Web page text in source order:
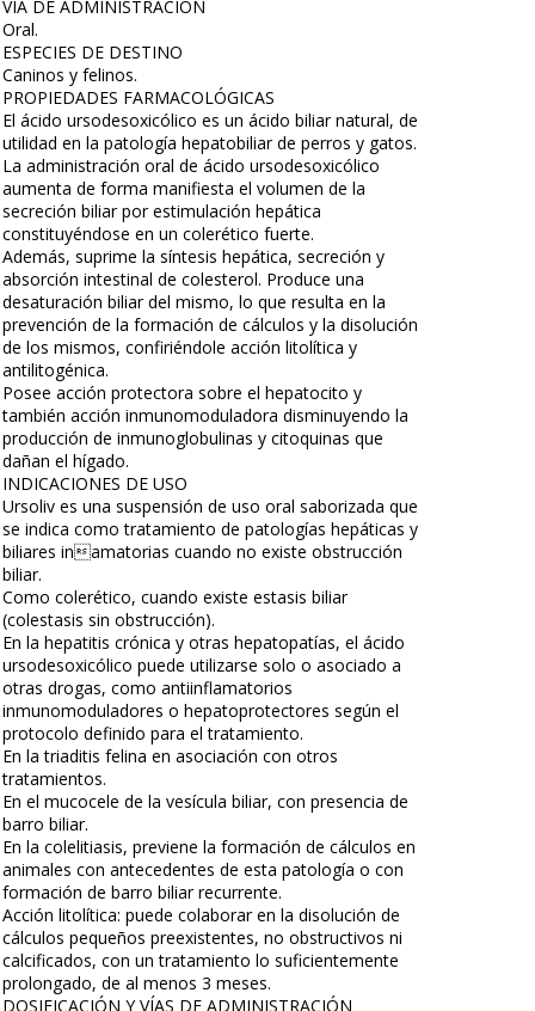
VÍA DE ADMINISTRACIÓN
Oral.
ESPECIES DE DESTINO
Caninos y felinos.
PROPIEDADES FARMACOLÓGICAS
El ácido ursodesoxicólico es un ácido biliar natural, de
utilidad en la patología hepatobiliar de perros y gatos.
La administración oral de ácido ursodesoxicólico
aumenta de forma manifiesta el volumen de la
secreción biliar por estimulación hepática
constituyéndose en un colerético fuerte.
Además, suprime la síntesis hepática, secreción y
absorción intestinal de colesterol. Produce una
desaturación biliar del mismo, lo que resulta en la
prevención de la formación de cálculos y la disolución
de los mismos, confiriéndole acción litolítica y
antilitogénica.
Posee acción protectora sobre el hepatocito y
también acción inmunomoduladora disminuyendo la
producción de inmunoglobulinas y citoquinas que
dañan el hígado.
INDICACIONES DE USO
Ursoliv es una suspensión de uso oral saborizada que
se indica como tratamiento de patologías hepáticas y
biliares inamatorias cuando no existe obstrucción
biliar.
Como colerético, cuando existe estasis biliar
(colestasis sin obstrucción).
En la hepatitis crónica y otras hepatopatías, el ácido
ursodesoxicólico puede utilizarse solo o asociado a
otras drogas, como antiinflamatorios
inmunomoduladores o hepatoprotectores según el
protocolo definido para el tratamiento.
En la triaditis felina en asociación con otros
tratamientos.
En el mucocele de la vesícula biliar, con presencia de
barro biliar.
En la colelitiasis, previene la formación de cálculos en
animales con antecedentes de esta patología o con
formación de barro biliar recurrente.
Acción litolítica: puede colaborar en la disolución de
cálculos pequeños preexistentes, no obstructivos ni
calcificados, con un tratamiento lo suficientemente
prolongado, de al menos 3 meses.
DOSIFICACIÓN Y VÍAS DE ADMINISTRACIÓN